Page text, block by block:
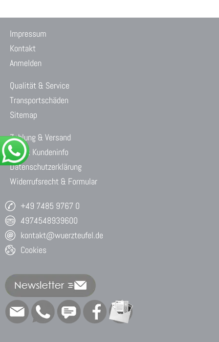
Impressum
Kontakt
Anmelden
Qualität & Service
Transportschäden
Sitemap
Zahlung & Versand
AGB & Kundeninfo
Datenschutzerklärung
Widerrufsrecht & Formular
+49 7485 9767 0
4974548939600
kontakt@wuerzteufel.de
Cookies